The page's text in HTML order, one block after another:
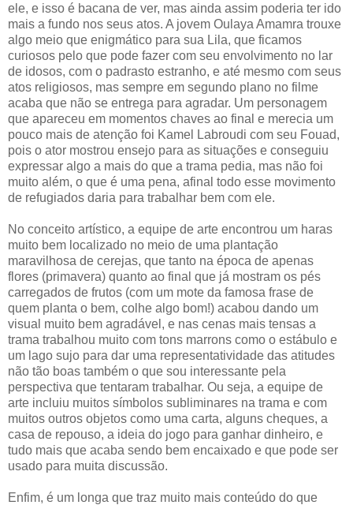
ele, e isso é bacana de ver, mas ainda assim poderia ter ido
mais a fundo nos seus atos. A jovem Oulaya Amamra trouxe
algo meio que enigmático para sua Lila, que ficamos
curiosos pelo que pode fazer com seu envolvimento no lar
de idosos, com o padrasto estranho, e até mesmo com seus
atos religiosos, mas sempre em segundo plano no filme
acaba que não se entrega para agradar. Um personagem
que apareceu em momentos chaves ao final e merecia um
pouco mais de atenção foi Kamel Labroudi com seu Fouad,
pois o ator mostrou ensejo para as situações e conseguiu
expressar algo a mais do que a trama pedia, mas não foi
muito além, o que é uma pena, afinal todo esse movimento
de refugiados daria para trabalhar bem com ele.
No conceito artístico, a equipe de arte encontrou um haras
muito bem localizado no meio de uma plantação
maravilhosa de cerejas, que tanto na época de apenas
flores (primavera) quanto ao final que já mostram os pés
carregados de frutos (com um mote da famosa frase de
quem planta o bem, colhe algo bom!) acabou dando um
visual muito bem agradável, e nas cenas mais tensas a
trama trabalhou muito com tons marrons como o estábulo e
um lago sujo para dar uma representatividade das atitudes
não tão boas também o que sou interessante pela
perspectiva que tentaram trabalhar. Ou seja, a equipe de
arte incluiu muitos símbolos subliminares na trama e com
muitos outros objetos como uma carta, alguns cheques, a
casa de repouso, a ideia do jogo para ganhar dinheiro, e
tudo mais que acaba sendo bem encaixado e que pode ser
usado para muita discussão.
Enfim, é um longa que traz muito mais conteúdo do que